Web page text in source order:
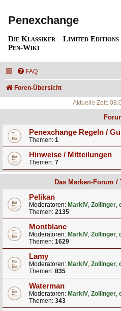
Penexchange
Die Klassiker Limited Editions
Pen-Wiki
FAQ
Foren-Übersicht
Aktuelle Zeit:
Penexchange Regeln /
Themen: 1
Hinweise / Mitteilungen
Themen: 7
Das Marken-Forum
Pelikan
Moderatoren: MarkIV, Zollinger,
Themen: 2135
Montblanc
Moderatoren: MarkIV, Zollinger,
Themen: 1629
Lamy
Moderatoren: MarkIV, Zollinger,
Themen: 835
Waterman
Moderatoren: MarkIV, Zollinger,
Themen: 343